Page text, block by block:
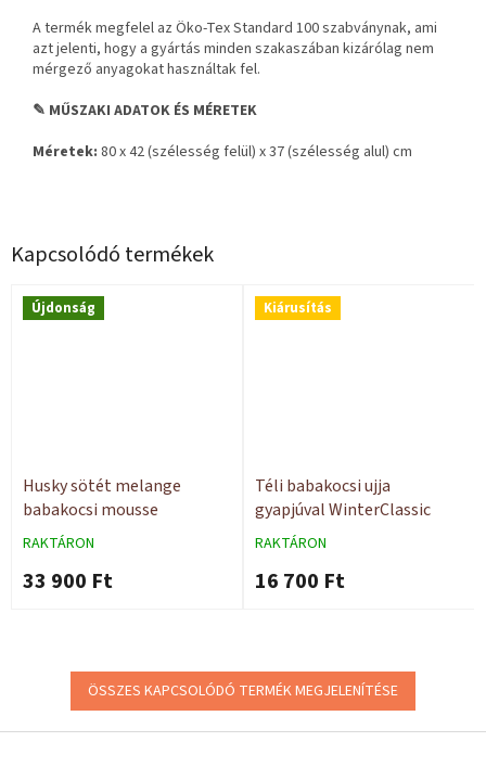
Kapcsolódó termékek
Újdonság
Husky sötét melange
babakocsi mousse
RAKTÁRON
33 900 Ft
Kiárusítás
Téli babakocsi ujja
gyapjúval WinterClassic
RAKTÁRON
16 700 Ft
ÖSSZES KAPCSOLÓDÓ TERMÉK MEGJELENÍTÉSE
A termék megfelel az Öko-Tex Standard 100 szabványnak, ami
azt jelenti, hogy a gyártás minden szakaszában kizárólag nem
mérgező anyagokat használtak fel.
✎ MŰSZAKI ADATOK ÉS MÉRETEK
Méretek: 80 x 42 (szélesség felül) x 37 (szélesség alul) cm
L